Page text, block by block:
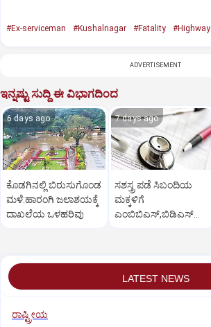
#Ex-serviceman #Kushalnagar #Fatality #Highway
ADVERTISEMENT
ಇನ್ನಷ್ಟು ಸುದ್ದಿ ಈ ವಿಭಾಗದಿಂದ
6 days ago
ಕೊಡಗಿನಲ್ಲಿ ಬಿರುಸುಗೊಂಡ
ಮಳೆ:ಹಾರಂಗಿ ಜಲಾಶಯಕ್ಕೆ
ದಾಖಲೆಯ ಒಳಹರಿವು
7 days ago
ಸಶಸ್ತ್ರ ಪಡೆ ಸಿಬಂದಿಯ
ಮಕ್ಕಳಿಗೆ
ಎಂಬಿಬಿಎಸ್‌,ಬಿಡಿಎಸ್‌
LATEST NEWS
ರಾಷ್ಟ್ರೀಯ